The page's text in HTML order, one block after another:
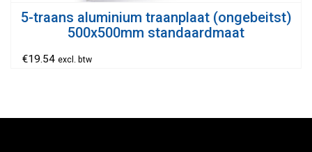
5-traans aluminium traanplaat (ongebeitst)
500x500mm standaardmaat
€19.54 excl. btw